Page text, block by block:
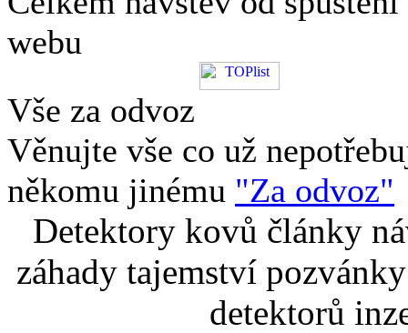
webu
Vše za odvoz
Věnujte vše co už
někomu jinému "Za odvoz"
Detektory kovů články
záhady tajemství
detektorů